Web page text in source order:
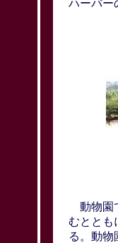
ハーバー
動物園
むととも
る。動物